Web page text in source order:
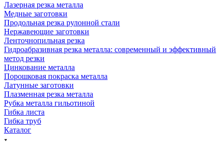
Лазерная резка металла
Медные заготовки
Продольная резка рулонной стали
Нержавеющие заготовки
Ленточнопильная резка
Гидроабразивная резка металла: современный и эффективный
метод резки
Цинкование металла
Порошковая покраска металла
Латунные заготовки
Плазменная резка металла
Рубка металла гильотиной
Гибка листа
Гибка труб
Каталог